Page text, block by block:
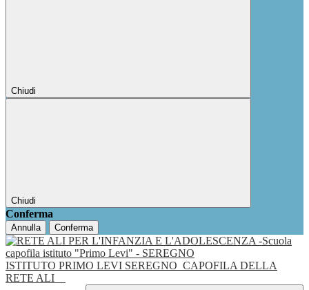
Chiudi
Chiudi
Conferma
Annulla Conferma
ISTITUTO PRIMO LEVI SEREGNO CAPOFILA DELLA
RETE ALI